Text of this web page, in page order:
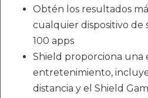
Obtén los resultados
cualquier dispositivo de
100 apps
Shield proporciona una
entretenimiento,
distancia y el Shield